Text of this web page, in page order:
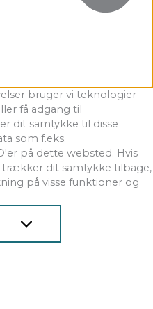
bruger vi teknologier
få adgang til
dit samtykke til disse
som f.eks.
på dette websted. Hvis
trækker dit samtykke tilbage,
på visse funktioner og